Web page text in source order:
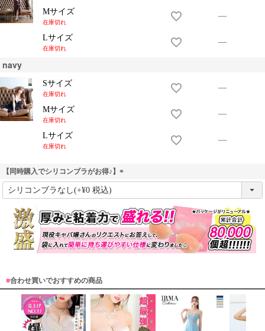
Mサイズ
在庫切れ
—
Lサイズ
在庫切れ
—
navy
Sサイズ
在庫切れ
—
Mサイズ
在庫切れ
—
Lサイズ
在庫切れ
—
【同時購入でシリコンブラがお得♪】
(
)
■合わせ買いでおすすめの商品